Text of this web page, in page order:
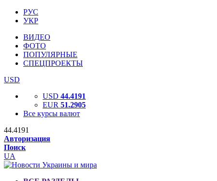
РУС
УКР
ВИДЕО
ФОТО
ПОПУЛЯРНЫЕ
СПЕЦПРОЕКТЫ
USD
USD 44.4191
EUR 51.2905
Все курсы валют
44.4191
Авторизация
Поиск
UA